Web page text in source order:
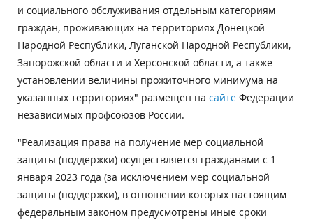
и социального обслуживания отдельным категориям
граждан, проживающих на территориях Донецкой
Народной Республики, Луганской Народной Республики,
Запорожской области и Херсонской области, а также
установлении величины прожиточного минимума на
указанных территориях" размещен на сайте Федерации
независимых профсоюзов России.
"Реализация права на получение мер социальной
защиты (поддержки) осуществляется гражданами с 1
января 2023 года (за исключением мер социальной
защиты (поддержки), в отношении которых настоящим
федеральным законом предусмотрены иные сроки